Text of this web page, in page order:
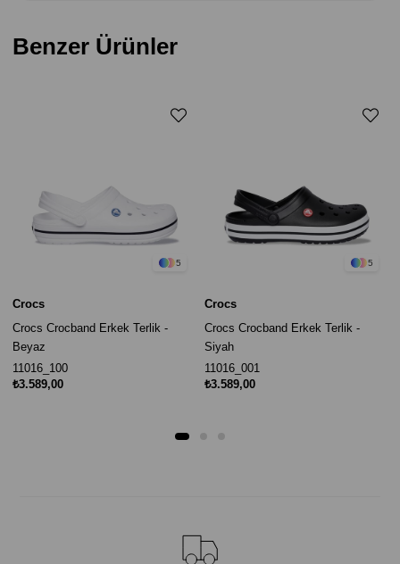
Benzer Ürünler
5
Crocs
Crocs Crocband Erkek Terlik -
Beyaz
11016_100
₺3.589,00
5
Crocs
Crocs Crocband Erkek Terlik -
Siyah
11016_001
₺3.589,00